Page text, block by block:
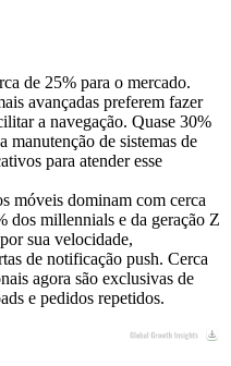
de 25% para o mercado.
avançadas preferem fazer
a navegação. Quase 30%
manutenção de sistemas de
para atender esse
móveis dominam com cerca
dos millennials e da geração Z
sua velocidade,
de notificação push. Cerca
agora são exclusivas de
e pedidos repetidos.